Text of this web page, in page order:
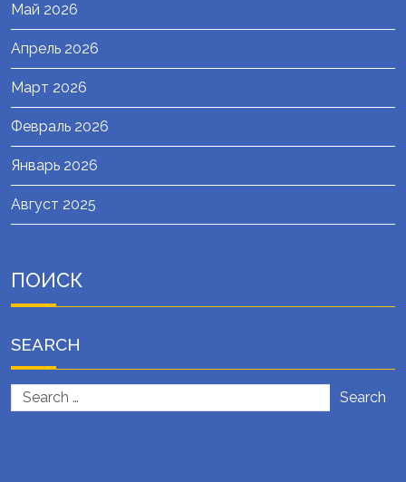
Май 2026
Апрель 2026
Март 2026
Февраль 2026
Январь 2026
Август 2025
ПОИСК
SEARCH
Search